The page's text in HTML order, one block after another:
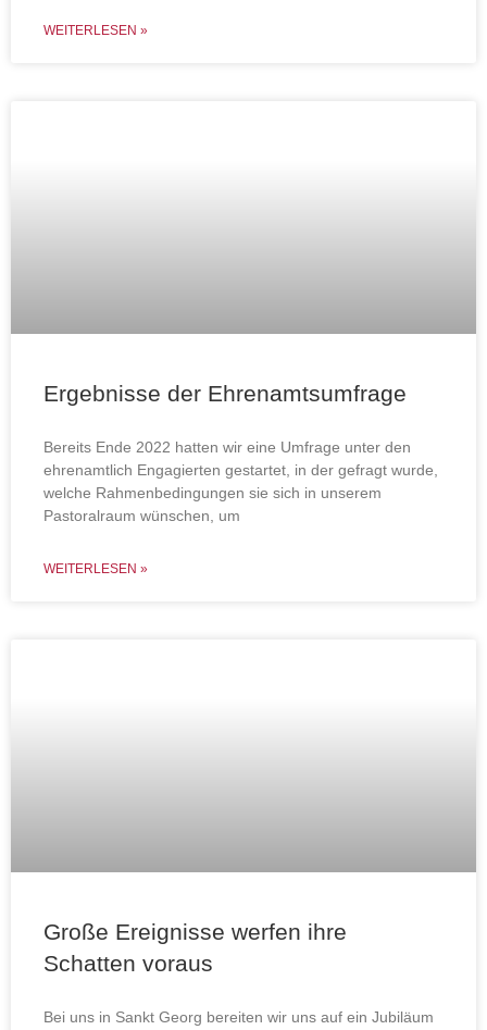
WEITERLESEN »
Ergebnisse der Ehrenamtsumfrage
Bereits Ende 2022 hatten wir eine Umfrage unter den
ehrenamtlich Engagierten gestartet, in der gefragt wurde,
welche Rahmenbedingungen sie sich in unserem
Pastoralraum wünschen, um
WEITERLESEN »
Große Ereignisse werfen ihre
Schatten voraus
Bei uns in Sankt Georg bereiten wir uns auf ein Jubiläum